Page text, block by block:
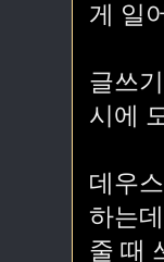
게 일
글쓰
시에
데우
하는
줄 때